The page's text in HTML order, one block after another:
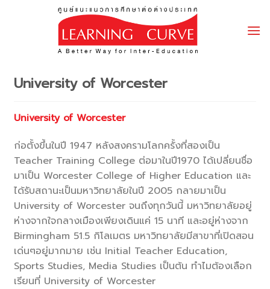
University of Worcester
University of Worcester
ก่อตั้งขึ้นในปี 1947 หลังสงครามโลกครั้งที่สองเป็น
Teacher Training College ต่อมาในปี1970 ได้เปลี่ยนชื่อ
มาเป็น Worcester College of Higher Education และ
ได้รับสถานะเป็นมหาวิทยาลัยในปี 2005 กลายมาเป็น
University of Worcester จนถึงทุกวันนี้ มหาวิทยาลัยอยู่
ห่างจากใจกลางเมืองเพียงเดินแค่ 15 นาที และอยู่ห่างจาก
Birmingham 51.5 กิโลเมตร มหาวิทยาลัยมีสาขาที่เปิดสอน
เด่นๆอยู่มากมาย เช่น Initial Teacher Education,
Sports Studies, Media Studies เป็นต้น ทำไมต้องเลือก
เรียนที่ University of Worcester